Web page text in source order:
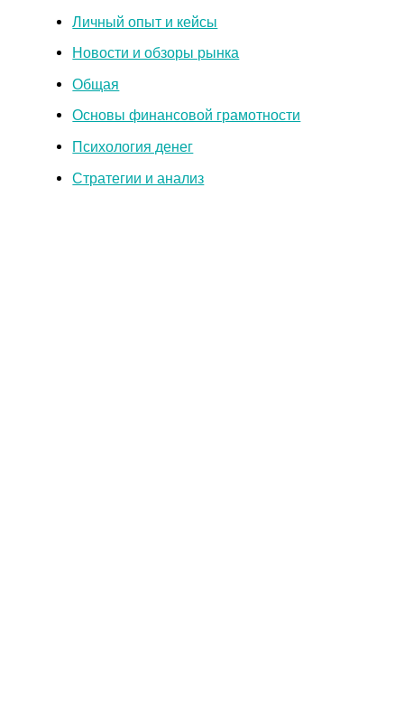
Личный опыт и кейсы
Новости и обзоры рынка
Общая
Основы финансовой грамотности
Психология денег
Стратегии и анализ